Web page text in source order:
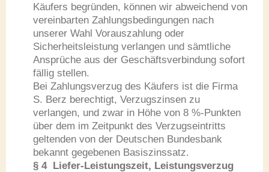
Käufers begründen, können wir abweichend von
vereinbarten Zahlungsbedingungen nach
unserer Wahl Vorauszahlung oder
Sicherheitsleistung verlangen und sämtliche
Ansprüche aus der Geschäftsverbindung sofort
fällig stellen.
Bei Zahlungsverzug des Käufers ist die Firma
S. Berz berechtigt, Verzugszinsen zu
verlangen, und zwar in Höhe von 8 %-Punkten
über dem im Zeitpunkt des Verzugseintritts
geltenden von der Deutschen Bundesbank
bekannt gegebenen Basiszinssatz.
§ 4 Liefer-Leistungszeit, Leistungsverzug